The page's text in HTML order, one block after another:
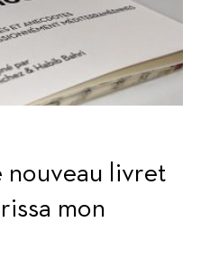
nouveau livret
mon